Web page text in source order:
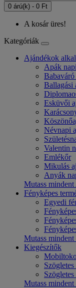
0 árú(k) - 0 Ft
A kosár üres!
Kategóriák
Ajándékok
Apák
Ballagási
Esküvői
Névnapi
Valentin
Emlékőr
Mikulás
Anyák
Mutass
Fényképes
Egyedi
Mutass
Kiegészítők
Mutass